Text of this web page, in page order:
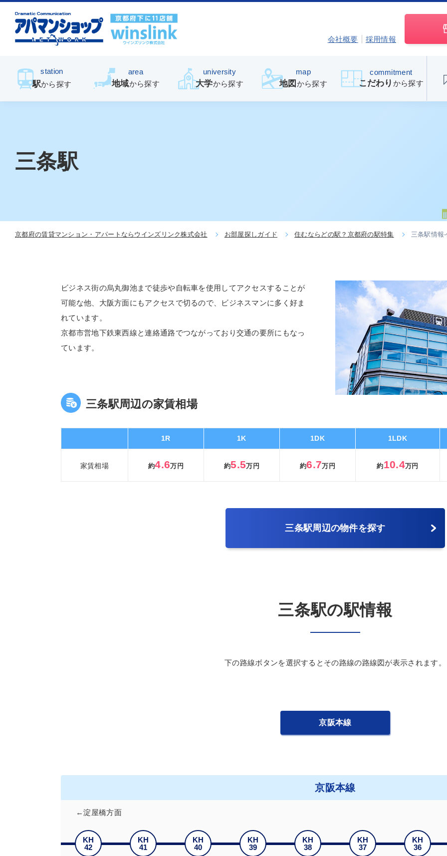
会社概要 採用情報
station
駅から探す
area
地域から探す
university
大学から探す
map
地図 から探す
commitment
こだわり から探す
三条駅
京都府の賃貸マンション・アパートならウインズリンク株式会社 お部屋探しガイド 住むならどの駅？京都府の駅特集 三条駅情報
ビジネス街の烏丸御池まで徒歩や自転車を使用してアクセスすることが
可能な他、大阪方面にもアクセスで切るので、ビジネスマンに多く好ま
れています。
京都市営地下鉄東西線と連絡通路でつながっており交通の要所にもなっ
ています。
三条駅周辺の家賃相場
1R 1K 1DK 1LDK
家賃相場 約4.6万円 約5.5万円 約6.7万円 約10.4万円
三条駅周辺の物件を探す
三条駅の駅情報
下の路線ボタンを選択するとその路線の路線図が表示されます。
京阪本線
京阪本線
←淀屋橋方面
KH
42
KH
41
KH
40
KH
39
KH
38
KH
37
KH
36